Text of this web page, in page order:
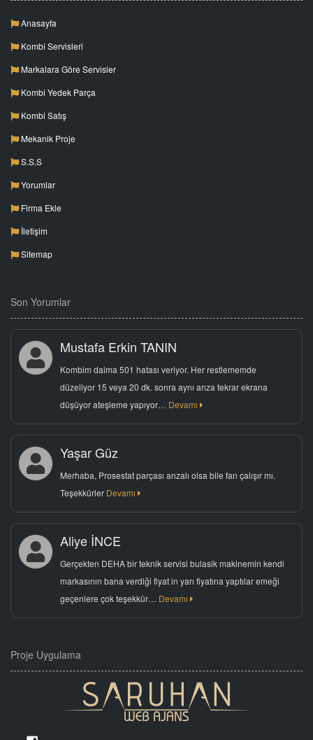
Anasayfa
Kombi Servisleri
Markalara Göre Servisler
Kombi Yedek Parça
Kombi Satış
Mekanik Proje
S.S.S
Yorumlar
Firma Ekle
İletişim
Sitemap
Son Yorumlar
Mustafa Erkin TANIN
Kombim daima 501 hatası veriyor. Her restlememde
düzeliyor 15 veya 20 dk. sonra aynı arıza tekrar ekrana
düşüyor ateşleme yapıyor… Devamı
Yaşar Güz
Merhaba, Prosestat parçası arızalı olsa bile fan çalışır mı.
Teşekkürler Devamı
Aliye İNCE
Gerçekten DEHA bir teknik servisi bulasik makinemin kendi
markasının bana verdiği fiyat in yarı fiyatına yaptılar emeği
geçenlere çok teşekkür… Devamı
Proje Uygulama